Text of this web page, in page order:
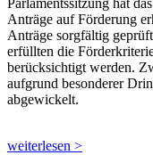
Parlamentssitzung hat
Anträge auf Förderung
Anträge sorgfältig
erfüllten die
berücksichtigt werden.
aufgrund besonderer
abgewickelt.
weiterlesen >